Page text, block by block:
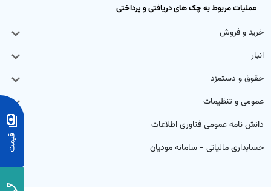
حسابداری ابری خدماتی
درآمد و هزینه خدمات با گزارش‌های شفاف و کاربردی
و دستمزد
انبار
و فروش
عملیات مربوط به چک های دریافتی و پرداختی
خرید و فروش
انبار
حقوق و دستمزد
عمومی و تنظیمات
دانش نامه عمومی فناوری اطلاعات
حسابداری مالیاتی - سامانه مودیان